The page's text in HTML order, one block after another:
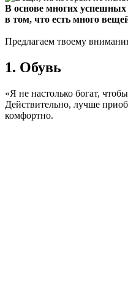
В основе многих успешных
в том, что есть много
Предлагаем твоему
1. Обувь
«Я не настолько богат,
Действительно, лучше
комфортно.